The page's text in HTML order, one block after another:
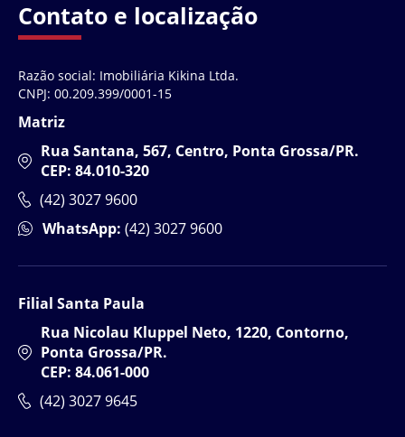
Contato e localização
Razão social: Imobiliária Kikina Ltda.
CNPJ: 00.209.399/0001-15
Matriz
Rua Santana, 567, Centro, Ponta Grossa/PR.
CEP: 84.010-320
(42) 3027 9600
WhatsApp: (42) 3027 9600
Filial Santa Paula
Rua Nicolau Kluppel Neto, 1220, Contorno,
Ponta Grossa/PR.
CEP: 84.061-000
(42) 3027 9645